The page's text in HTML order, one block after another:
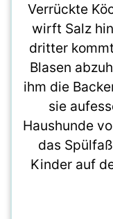
Verrückte
wirft Salz
dritter
Blasen
ihm die
sie
Haushunde
das
Kinder auf